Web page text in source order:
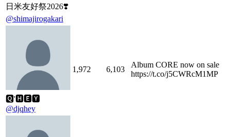
日米友好祭2026❣️
@shimajirogakari
🆀'🅷🅴🆈
@djqhey
1,972 6,103
Album CORE now on sale
https://t.co/j5CWRcM1MP